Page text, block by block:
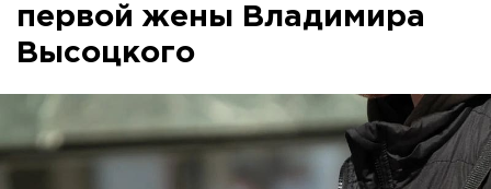
первой жены Владимира
Высоцкого